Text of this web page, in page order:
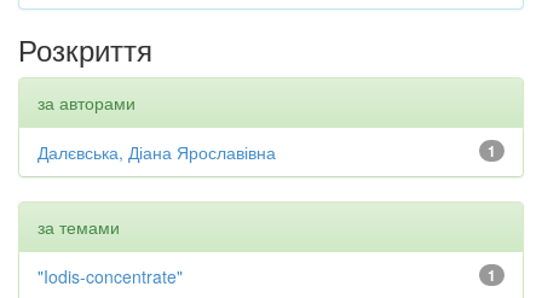
Розкриття
за авторами
1
Далєвська, Діана Ярославівна
за темами
1
"Iodis-concentrate"